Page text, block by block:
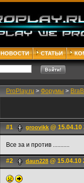
НОВОСТИ СТАТЬИ
ProPlay.ru > Форумы >
#1 groovikk @ 15.04.10
Все за и против ...........
#2 daun228 @ 15.04.10